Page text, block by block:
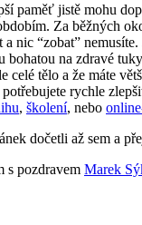
paměť jistě mohu
Za běžných
a nic “zobat” nemusíte.
bohatou na zdravé
celé tělo a že máte
rychle
, školení, nebo
dočetli až sem a
s pozdravem Marek